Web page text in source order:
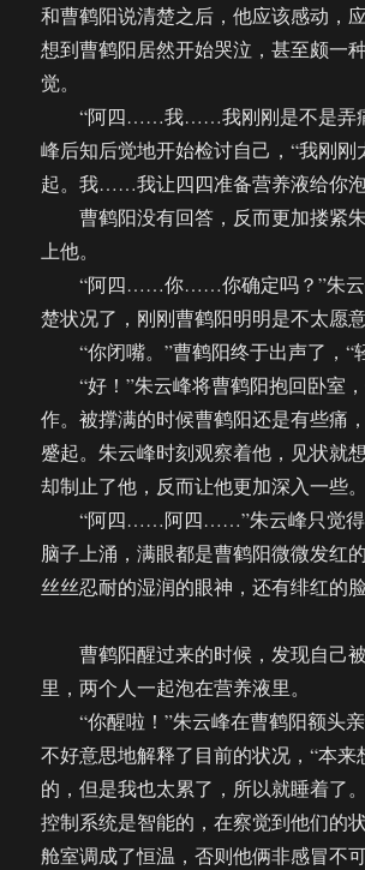
和曹鹤阳说清楚之后，他应该感动，
想到曹鹤阳居然开始哭泣，甚至颇一
觉。
“阿四……我……我刚刚是不是弄痛
峰后知后觉地开始检讨自己，“我刚刚
起。我……我让四四准备营养液给你
曹鹤阳没有回答，反而更加搂紧
上他。
“阿四……你……你确定吗？”朱云
楚状况了，刚刚曹鹤阳明明是不太愿意
“你闭嘴。”曹鹤阳终于出声了，“
“好！”朱云峰将曹鹤阳抱回卧室
作。被撑满的时候曹鹤阳还是有些痛
蹙起。朱云峰时刻观察着他，见状就
却制止了他，反而让他更加深入一些。
“阿四……阿四……”朱云峰只觉得
脑子上涌，满眼都是曹鹤阳微微发红
丝丝忍耐的湿润的眼神，还有绯红的脸
曹鹤阳醒过来的时候，发现自己
里，两个人一起泡在营养液里。
“你醒啦！”朱云峰在曹鹤阳额头
不好意思地解释了目前的状况，“本来
的，但是我也太累了，所以就睡着了
控制系统是智能的，在察觉到他们的
舱室调成了恒温，否则他俩非感冒不可